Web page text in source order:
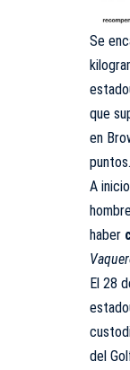
Se
que
en
puntos.
A
haber
El 28
del